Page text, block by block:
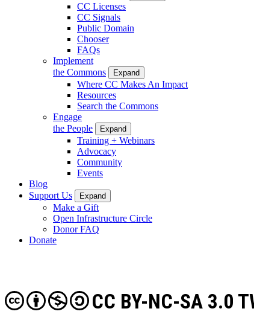
CC Licenses
CC Signals
Public Domain
Chooser
FAQs
Implement
the Commons
Expand
Where CC Makes An Impact
Resources
Search the Commons
Engage
the People
Expand
Training + Webinars
Advocacy
Community
Events
Blog
Support Us
Expand
Make a Gift
Open Infrastructure Circle
Donor FAQ
Donate
CC BY-NC-SA 3.0